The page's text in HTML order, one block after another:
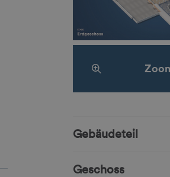
Gebäudeteil
Geschoss